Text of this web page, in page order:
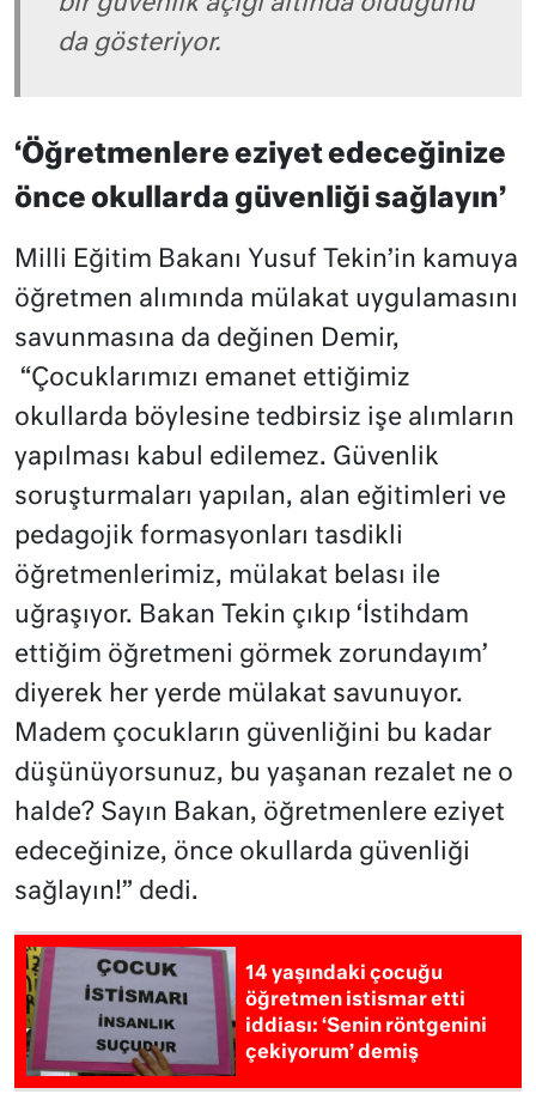
da gösteriyor.
‘Öğretmenlere eziyet edeceğinize
önce okullarda güvenliği sağlayın’
Milli Eğitim Bakanı Yusuf Tekin’in kamuya
öğretmen alımında mülakat uygulamasını
savunmasına da değinen Demir,
“Çocuklarımızı emanet ettiğimiz
okullarda böylesine tedbirsiz işe alımların
yapılması kabul edilemez. Güvenlik
soruşturmaları yapılan, alan eğitimleri ve
pedagojik formasyonları tasdikli
öğretmenlerimiz, mülakat belası ile
uğraşıyor. Bakan Tekin çıkıp ‘İstihdam
ettiğim öğretmeni görmek zorundayım’
diyerek her yerde mülakat savunuyor.
Madem çocukların güvenliğini bu kadar
düşünüyorsunuz, bu yaşanan rezalet ne o
halde? Sayın Bakan, öğretmenlere eziyet
edeceğinize, önce okullarda güvenliği
sağlayın!” dedi.
14 yaşındaki çocuğu
öğretmen istismar etti
iddiası: ‘Senin röntgenini
çekiyorum’ demiş